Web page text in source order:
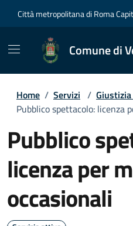
Città metropolitana di Roma
Comune di
Home / Servizi /
Pubblico spettacolo: licenza
Pubblico
licenza per
occasionali